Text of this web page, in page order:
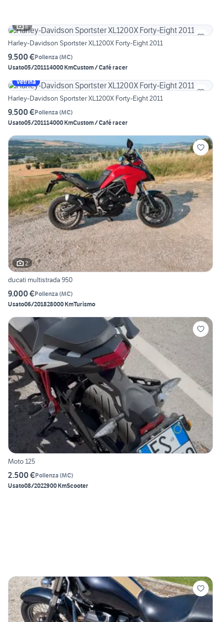
6
Harley-Davidson Sportster XL1200X Forty-Eight 2011
9.500 €Pollenza (MC)
Usato05/201114000 KmCustom / Café racer
Vetrina
Harley-Davidson Sportster XL1200X Forty-Eight 2011
9.500 €Pollenza (MC)
Usato05/201114000 KmCustom / Café racer
2
ducati multistrada 950
9.000 €Pollenza (MC)
Usato06/201828000 KmTurismo
Moto 125
2.500 €Pollenza (MC)
Usato08/2022900 KmScooter